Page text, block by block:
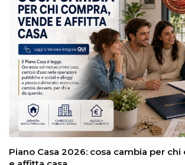
Piano Casa 2026: cosa cambia per